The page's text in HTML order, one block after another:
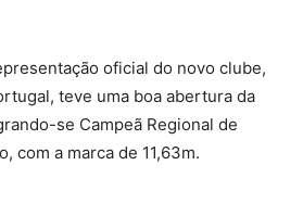
oficial do novo clube,
teve uma boa abertura da
se Campeã Regional de
com a marca de 11,63m.